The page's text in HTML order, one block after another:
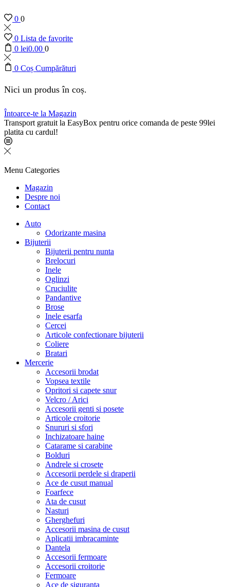
0 0
0 Lista de favorite
0 lei0.00 0
0 Coș Cumpărături
Nici un produs în coș.
Întoarce-te la Magazin
Transport gratuit la EasyBox pentru orice comanda de peste 99lei
platita cu cardul!
Menu Categories
Magazin
Despre noi
Contact
Auto
Odorizante masina
Bijuterii
Bijuterii pentru nunta
Brelocuri
Inele
Oglinzi
Cruciulite
Pandantive
Brose
Inele esarfa
Cercei
Articole confectionare bijuterii
Coliere
Bratari
Mercerie
Accesorii brodat
Vopsea textile
Opritori si capete snur
Velcro / Arici
Accesorii genti si posete
Articole croitorie
Snururi si sfori
Inchizatoare haine
Catarame si carabine
Bolduri
Andrele si crosete
Accesorii perdele si draperii
Ace de cusut manual
Foarfece
Ata de cusut
Nasturi
Gherghefuri
Accesorii masina de cusut
Aplicatii imbracaminte
Dantela
Accesorii fermoare
Accesorii croitorie
Fermoare
Ace de siguranta